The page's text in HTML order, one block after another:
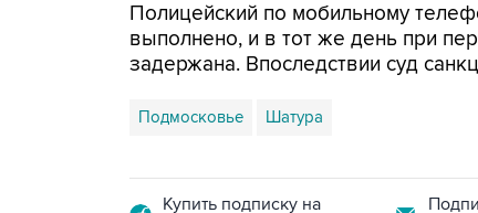
Полицейский по мобильному
выполнено, и в тот же день при
задержана. Впоследствии суд
Подмосковье Шатура
Купить подписку на